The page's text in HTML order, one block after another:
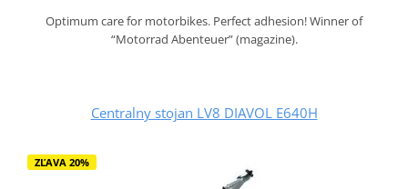
Optimum care for motorbikes. Perfect adhesion! Winner of
“Motorrad Abenteuer” (magazine).
Centralny stojan LV8 DIAVOL E640H
ZĽAVA 20%